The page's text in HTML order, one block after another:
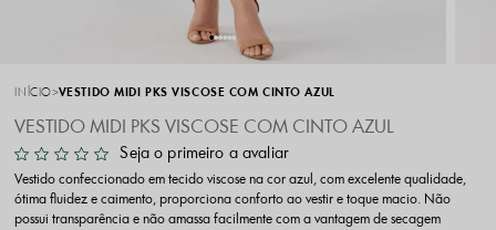
INÍCIO VESTIDO MIDI PKS VISCOSE COM CINTO AZUL
VESTIDO MIDI PKS VISCOSE COM CINTO AZUL
Seja o primeiro a avaliar
Vestido confeccionado em tecido viscose na cor azul, com excelente qualidade,
ótima fluidez e caimento, proporciona conforto ao vestir e toque macio. Não
possui transparência e não amassa facilmente com a vantagem de secagem